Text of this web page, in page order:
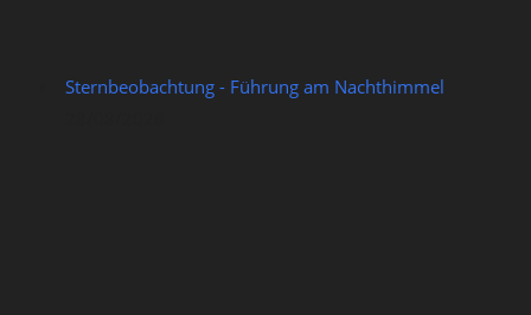
Sternbeobachtung - Führung am Nachthimmel